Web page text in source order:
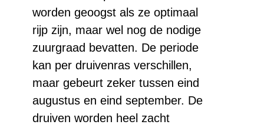
worden geoogst als ze optimaal
rijp zijn, maar wel nog de nodige
zuurgraad bevatten. De periode
kan per druivenras verschillen,
maar gebeurt zeker tussen eind
augustus en eind september. De
druiven worden heel zacht